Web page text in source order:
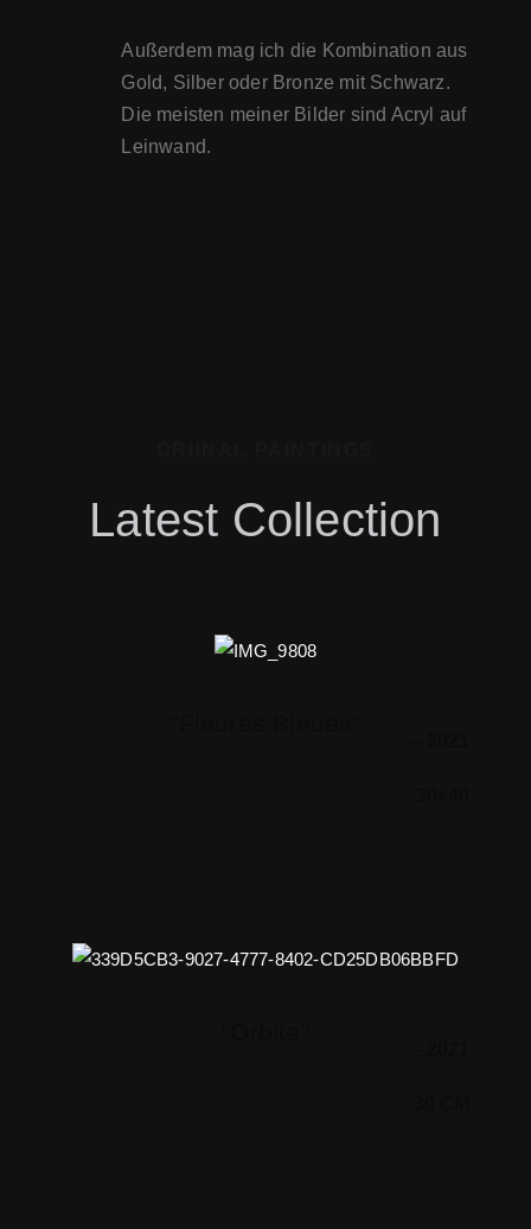
Außerdem mag ich die Kombination aus
Gold, Silber oder Bronze mit Schwarz.
Die meisten meiner Bilder sind Acryl auf
Leinwand.
Latest Collection